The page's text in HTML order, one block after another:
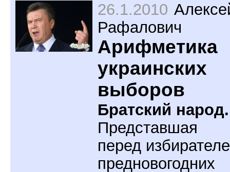
26.1.2010
Рафалович
Арифметика
украинских
выборов
Братский народ.
Представшая
перед
предновогодних